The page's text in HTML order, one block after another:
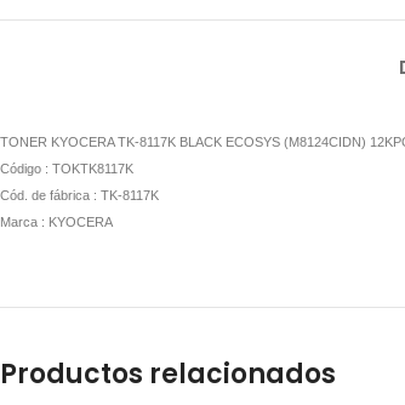
TONER KYOCERA TK-8117K BLACK ECOSYS (M8124CIDN)
Código : TOKTK8117K
Cód. de fábrica : TK-8117K
Marca : KYOCERA
Productos relacionados